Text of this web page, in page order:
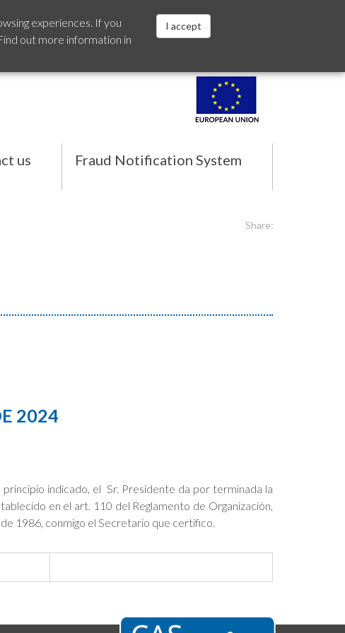
us Fraud Notification System
Share:
2024
indicado, el Sr. Presidente da por terminada la
en el art. 110 del Reglamento de Organización,
1986, conmigo el Secretario que certifico.
experiences. If you
out more information in
I accept